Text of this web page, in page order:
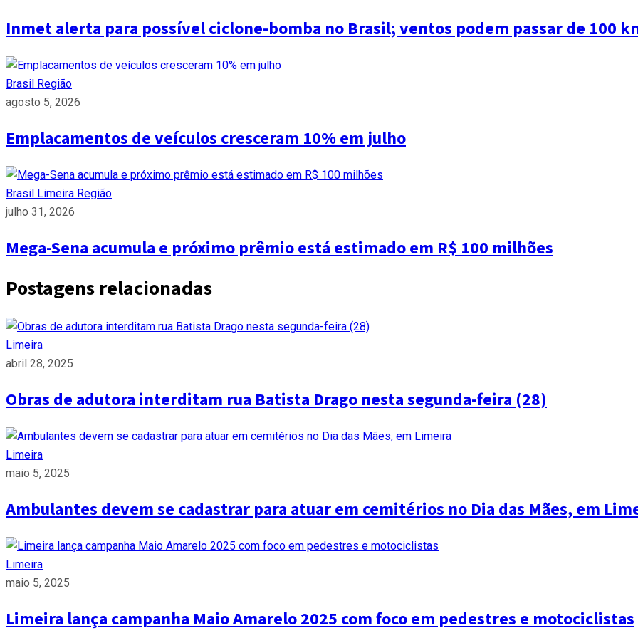
Inmet alerta para possível ciclone-bomba no Brasil; ventos podem passar de 100
Brasil Região
agosto 5, 2026
Emplacamentos de veículos cresceram 10% em julho
Brasil Limeira Região
julho 31, 2026
Mega-Sena acumula e próximo prêmio está estimado em R$ 100 milhões
Postagens relacionadas
Limeira
abril 28, 2025
Obras de adutora interditam rua Batista Drago nesta segunda-feira (28)
Limeira
maio 5, 2025
Ambulantes devem se cadastrar para atuar em cemitérios no Dia das Mães, em
Limeira
maio 5, 2025
Limeira lança campanha Maio Amarelo 2025 com foco em pedestres e motociclistas